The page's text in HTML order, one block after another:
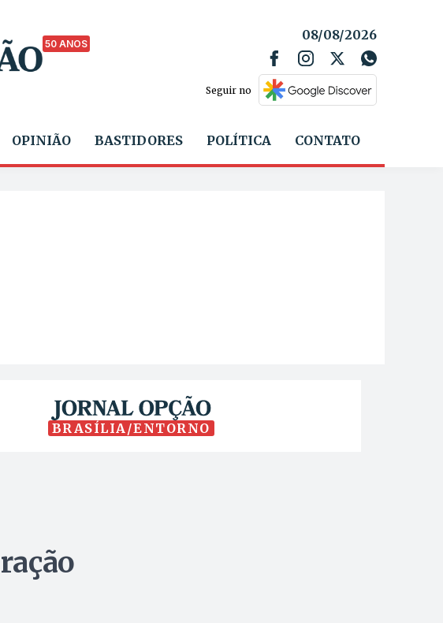
50 ANOS
08/08/2026
Seguir no
OPINIÃO BASTIDORES POLÍTICA CONTATO
BRASÍLIA/ENTORNO